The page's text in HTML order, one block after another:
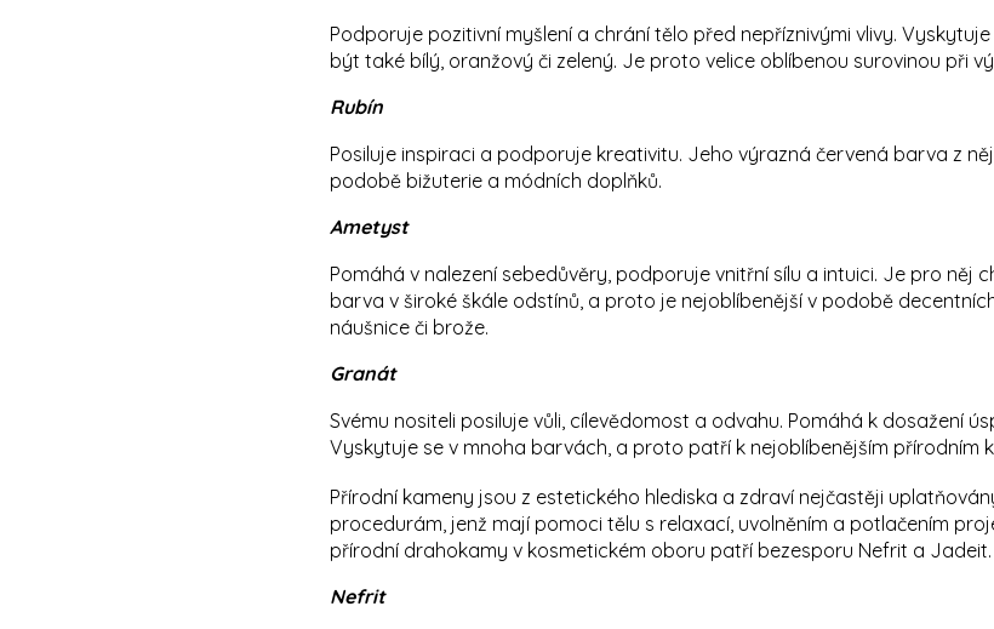
Podporuje pozitivní myšlení a chrání tělo před nepříznivými vlivy.
být také bílý, oranžový či zelený. Je proto velice oblíbenou surovinou při
Rubín
Posiluje inspiraci a podporuje kreativitu. Jeho výrazná červená barva z
podobě bižuterie a módních doplňků.
Ametyst
Pomáhá v nalezení sebedůvěry, podporuje vnitřní sílu a intuici. Je pro něj
barva v široké škále odstínů, a proto je nejoblíbenější v podobě
náušnice či brože.
Granát
Svému nositeli posiluje vůli, cílevědomost a odvahu. Pomáhá k dosažení
Vyskytuje se v mnoha barvách, a proto patří k nejoblíbenějším přírodním
Přírodní kameny jsou z estetického hlediska a zdraví nejčastěji
procedurám, jenž mají pomoci tělu s relaxací, uvolněním a potlačením
přírodní drahokamy v kosmetickém oboru patří bezesporu Nefrit a Jadeit.
Nefrit